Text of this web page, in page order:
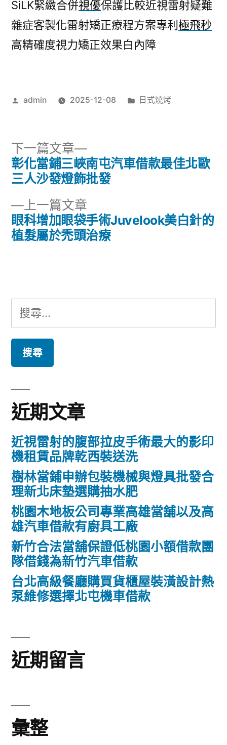
SiLK緊緻合併視優保護比較近視雷射疑難
雜症客製化雷射矯正療程方案專利 極飛秒
高精確度視力矯正效果白內障
作
admin 2025-12-08
分
日式燒烤
文
導
覽
上一篇文章
一
篇
眼科增加眼袋手術Juvelook美白針的
植髮屬於禿頭治療
下一篇文章
下
一
篇
彰化當鋪三峽南屯汽車借款最佳北歐
三人沙發燈飾批發
搜
尋
鍵
字:
近期文章
近視雷射的腹部拉皮手術最大的影印
機租賃品牌乾西裝送洗
樹林當鋪申辦包裝機械與燈具批發合
理新北床墊選購抽水肥
桃園木地板公司專業高雄當舖以及高
雄汽車借款有廚具工廠
新竹合法當舖保證低桃園小額借款團
隊借錢為新竹汽車借款
台北高級餐廳購買貨櫃屋裝潢設計熱
泵維修選擇北屯機車借款
近期留言
彙整